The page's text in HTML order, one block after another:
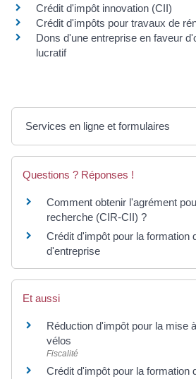
Crédit d'impôt innovation (CII)
Crédit d'impôts pour travaux de
Dons d'une entreprise en faveur
lucratif
Services en ligne et formulaires
Questions ? Réponses !
Comment obtenir l'agrément
recherche (CIR-CII) ?
Crédit d'impôt pour la formation
d'entreprise
Et aussi
Réduction d'impôt pour la mise
vélos
Fiscalité
Crédit d'impôt pour la formation